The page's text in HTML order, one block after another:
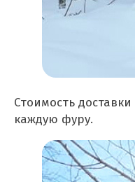
Стоимость
каждую фуру.